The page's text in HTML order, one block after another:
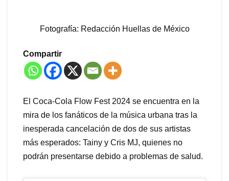
Fotografía: Redacción Huellas de México
Compartir
El Coca-Cola Flow Fest 2024 se encuentra en la
mira de los fanáticos de la música urbana tras la
inesperada cancelación de dos de sus artistas
más esperados: Tainy y Cris MJ, quienes no
podrán presentarse debido a problemas de salud.